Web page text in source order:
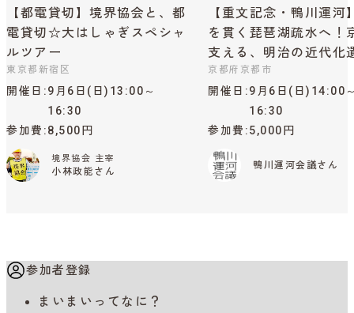
【都電貸切】境界協会と、都
電貸切☆大はしゃぎスペシャ
ルツアー
東京都新宿区
開催日
9月6日(日)13:00～
16:30
参加費 8,500円
境界協会 主宰
小林政能さん
【重文記念・鴨川運河
を貫く琵琶湖疏水へ！
支える、明治の近代化
京都府京都市
開催日
9月6日(日)14:00
16:30
参加費 5,000円
鴨川運河会議さん
参加者登録
まいまいってなに？